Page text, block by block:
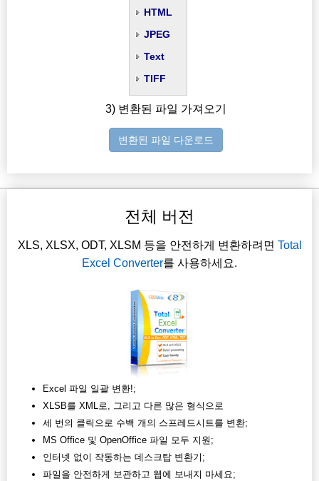
HTML
JPEG
Text
TIFF
3) 변환된 파일 가져오기
변환된 파일 다운로드
전체 버전
XLS, XLSX, ODT, XLSM 등을 안전하게 변환하려면 Total
Excel Converter를 사용하세요.
Excel 파일 일괄 변환!;
XLSB를 XML로, 그리고 다른 많은 형식으로
세 번의 클릭으로 수백 개의 스프레드시트를 변환;
MS Office 및 OpenOffice 파일 모두 지원;
인터넷 없이 작동하는 데스크탑 변환기;
파일을 안전하게 보관하고 웹에 보내지 마세요;